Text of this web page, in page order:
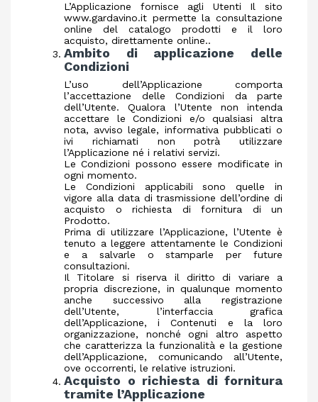
L’Applicazione fornisce agli Utenti Il sito
www.gardavino.it permette la consultazione
online del catalogo prodotti e il loro
acquisto, direttamente online..
Ambito di applicazione delle
Condizioni
L’uso dell’Applicazione comporta
l’accettazione delle Condizioni da parte
dell’Utente. Qualora l’Utente non intenda
accettare le Condizioni e/o qualsiasi altra
nota, avviso legale, informativa pubblicati o
ivi richiamati non potrà utilizzare
l’Applicazione né i relativi servizi.
Le Condizioni possono essere modificate in
ogni momento.
Le Condizioni applicabili sono quelle in
vigore alla data di trasmissione dell’ordine di
acquisto o richiesta di fornitura di un
Prodotto.
Prima di utilizzare l’Applicazione, l’Utente è
tenuto a leggere attentamente le Condizioni
e a salvarle o stamparle per future
consultazioni.
Il Titolare si riserva il diritto di variare a
propria discrezione, in qualunque momento
anche successivo alla registrazione
dell’Utente, l’interfaccia grafica
dell’Applicazione, i Contenuti e la loro
organizzazione, nonché ogni altro aspetto
che caratterizza la funzionalità e la gestione
dell’Applicazione, comunicando all’Utente,
ove occorrenti, le relative istruzioni.
Acquisto o richiesta di fornitura
tramite l’Applicazione